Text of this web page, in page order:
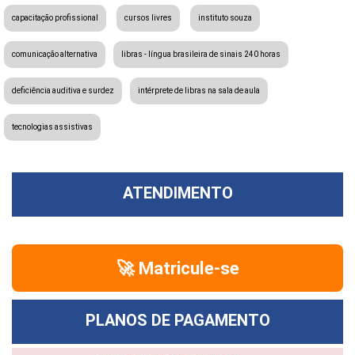
capacitação profissional cursos livres instituto souza
comunicação alternativa libras - língua brasileira de sinais 240 horas
deficiência auditiva e surdez intérprete de libras na sala de aula
tecnologias assistivas
ATENDIMENTO
🚀 Matricule-se
PLANOS DE PAGAMENTO